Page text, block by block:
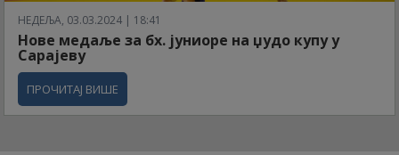
НЕДЕЉА, 03.03.2024 | 18:41
Нове медаље за бх. јуниоре на џудо купу у
Сарајеву
ПРОЧИТАЈ ВИШЕ